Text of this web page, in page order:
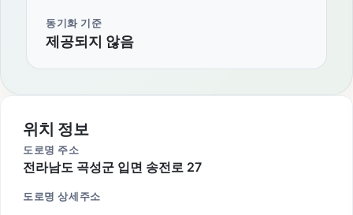
동기화 기준
제공되지 않음
위치 정보
도로명 주소
전라남도 곡성군 입면 송전로 27
도로명 상세주소